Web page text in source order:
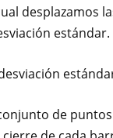
desplazamos
estándar.
de